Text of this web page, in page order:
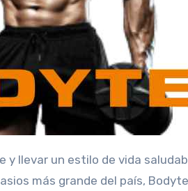
más grande del país,